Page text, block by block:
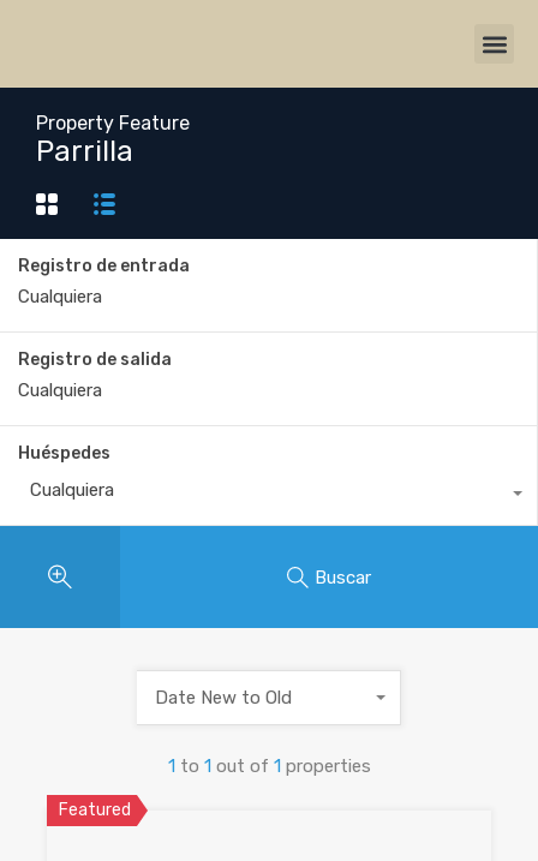
Property Feature
Parrilla
Registro de entrada
Registro de salida
Huéspedes
Cualquiera
Buscar
1 to 1 out of 1 properties
Date New to Old
Featured